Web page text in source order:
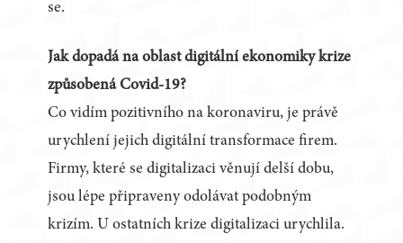
se.
Jak dopadá na oblast digitální ekonomiky krize
způsobená Covid-19?
Co vidím pozitivního na koronaviru, je právě
urychlení jejich digitální transformace firem.
Firmy, které se digitalizaci věnují delší dobu,
jsou lépe připraveny odolávat podobným
krizím. U ostatních krize digitalizaci urychlila.